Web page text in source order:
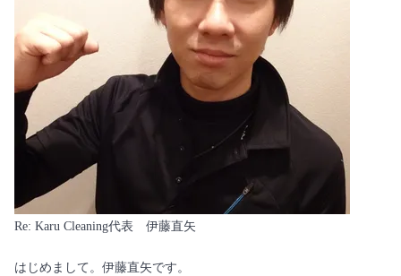
Re: Karu Cleaning代表 伊藤直矢
はじめまして。伊藤直矢です。